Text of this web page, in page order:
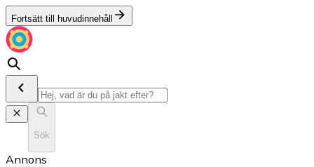
Fortsätt till huvudinnehåll
Sök
Annons